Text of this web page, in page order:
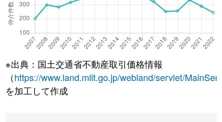
※出典：国土交通省不動産取引価格情報
（https://www.land.mlit.go.jp/webland/servlet/
を加工して作成